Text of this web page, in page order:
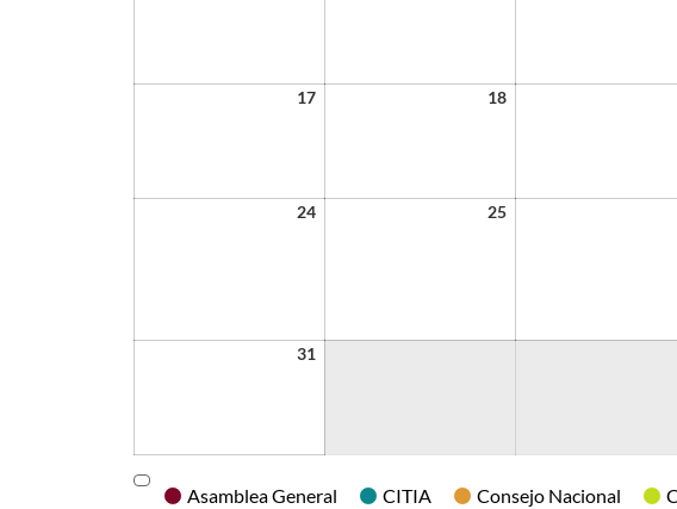
17 18
24 25
31
CategoriesAsamblea General CITIA Consejo Nacional